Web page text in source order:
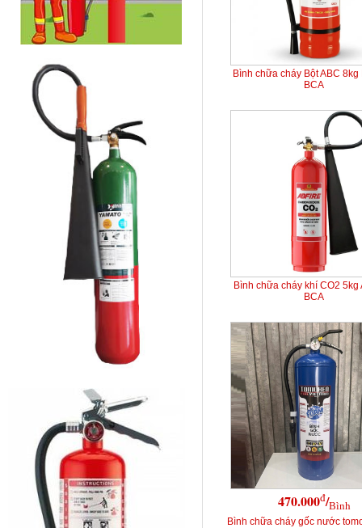
Bình chữa cháy Bột ABC
BCA
Bình chữa cháy khí CO2 5kg
BCA
470.000đ/Bình
Bình chữa cháy gốc nước